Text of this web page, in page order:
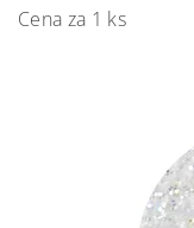
Cena za 1 ks